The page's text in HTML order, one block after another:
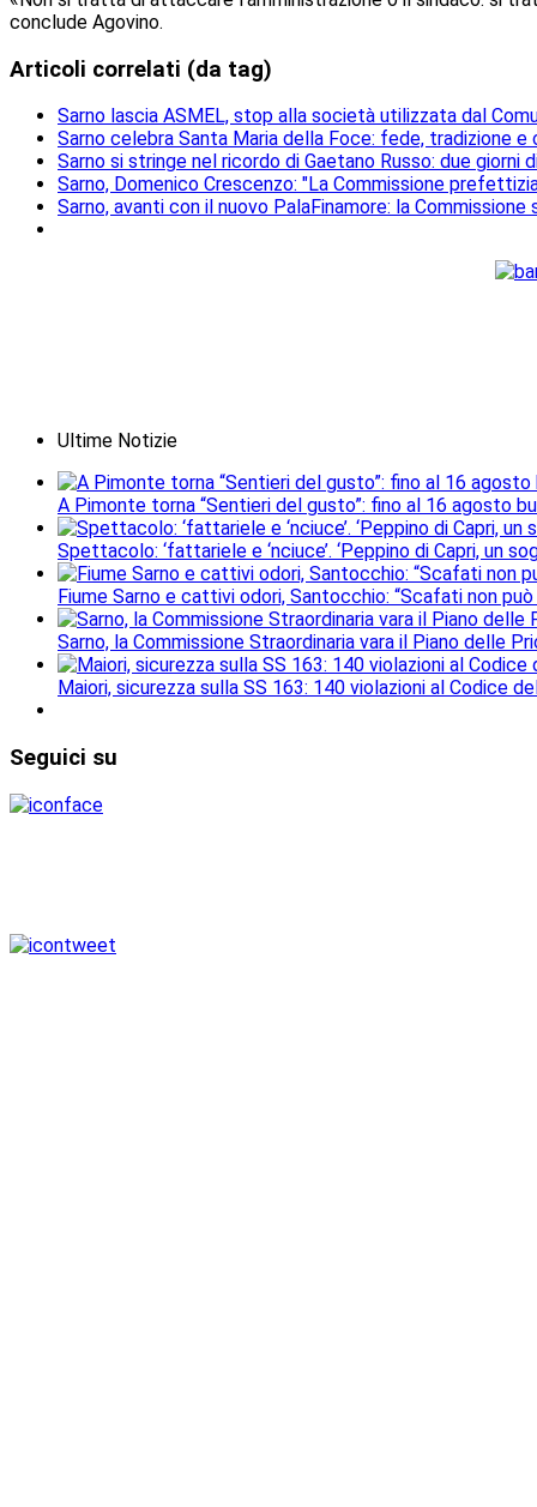
conclude Agovino.
Articoli correlati (da tag)
Sarno lascia ASMEL, stop alla società utilizzata dal
Sarno celebra Santa Maria della Foce: fede, tradizione
Sarno si stringe nel ricordo di Gaetano Russo: due giorni
Sarno, Domenico Crescenzo: "La Commissione
Sarno, avanti con il nuovo PalaFinamore: la
Ultime Notizie
A Pimonte torna “Sentieri del gusto”: fino al 16 agosto
Spettacolo: ‘fattariele e ‘nciuce’. ‘Peppino di Capri, un
Fiume Sarno e cattivi odori, Santocchio: “Scafati non
Sarno, la Commissione Straordinaria vara il Piano delle
Maiori, sicurezza sulla SS 163: 140 violazioni al Codice
Seguici su